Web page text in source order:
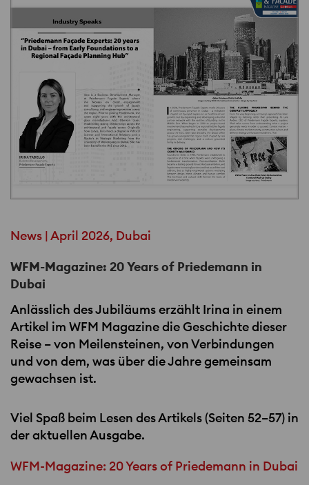
News | April 2026, Dubai
WFM-Magazine: 20 Years of Priedemann in
Dubai
Anlässlich des Jubiläums erzählt Irina in einem
Artikel im WFM Magazine die Geschichte dieser
Reise – von Meilensteinen, von Verbindungen
und von dem, was über die Jahre gemeinsam
gewachsen ist.
Viel Spaß beim Lesen des Artikels (Seiten 52–57) in
der aktuellen Ausgabe.
WFM-Magazine: 20 Years of Priedemann in Dubai